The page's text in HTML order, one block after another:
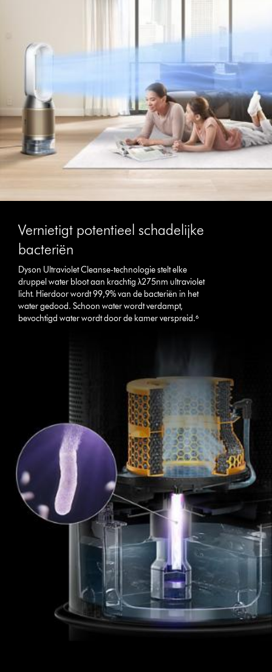
Vernietigt potentieel schadelijke
bacteriën
Dyson Ultraviolet Cleanse-technologie stelt elke
druppel water bloot aan krachtig λ275nm ultraviolet
licht. Hierdoor wordt 99,9% van de bacteriën in het
water gedood. Schoon water wordt verdampt,
bevochtigd water wordt door de kamer verspreid.⁶